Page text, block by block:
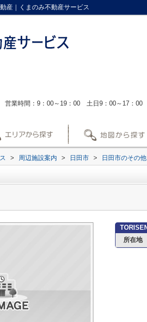
産｜くまのみ不動産サービス
営業時間：9：00～19：00 土日9：00～17：00
> 周辺施設案内 > 日田市 > 日田市のその他
所在地